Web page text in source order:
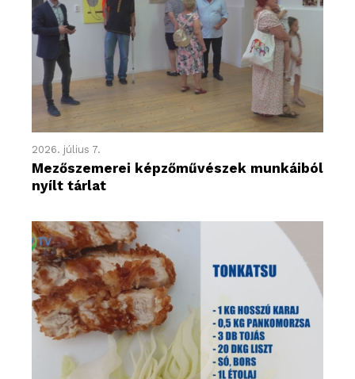
2026. július 7.
Mezőszemerei képzőművészek munkáiból
nyílt tárlat